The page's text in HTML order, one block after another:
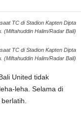
TC di Stadion Kapten Dipta
(Miftahuddin Halim/Radar Bali)
TC di Stadion Kapten Dipta
(Miftahuddin Halim/Radar Bali)
United tidak
leha. Selama di